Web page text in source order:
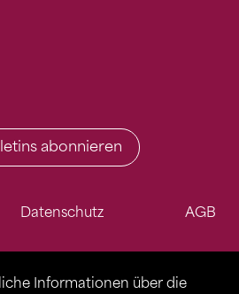
Informationen über die
abonnieren
Datenschutz AGB